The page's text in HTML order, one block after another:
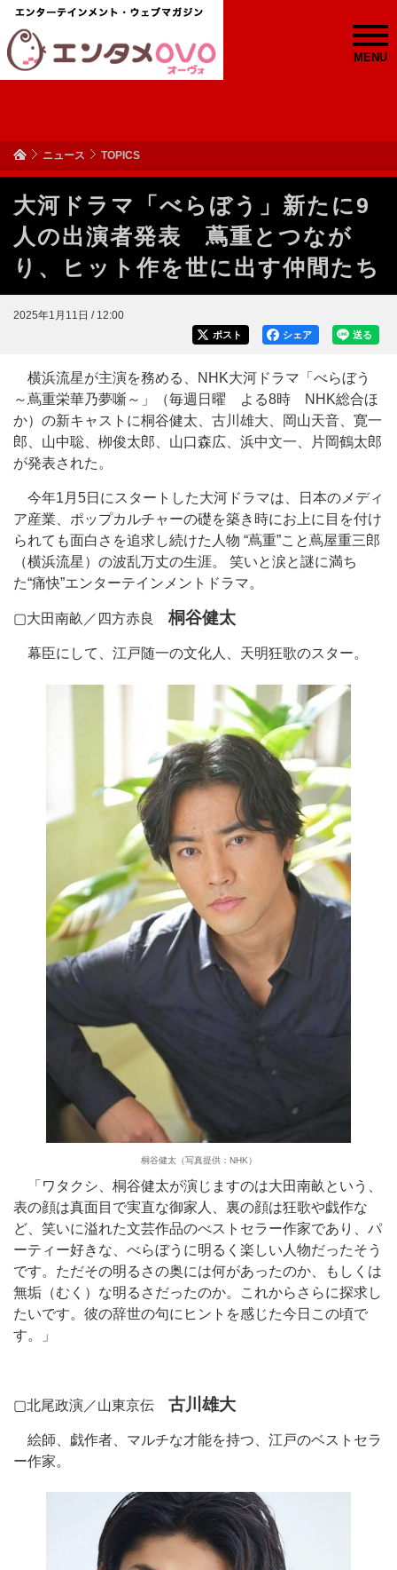
MENU
ニュース TOPICS
大河ドラマ「べらぼう」新たに9
人の出演者発表 蔦重とつなが
り、ヒット作を世に出す仲間たち
2025年1月11日 / 12:00
送る
シェア
ポスト
横浜流星が主演を務める、NHK大河ドラマ「べらぼう
～蔦重栄華乃夢噺～」（毎週日曜 よる8時 NHK総合ほ
か）の新キャストに桐谷健太、古川雄大、岡山天音、寛一
郎、山中聡、栁俊太郎、山口森広、浜中文一、片岡鶴太郎
が発表された。
今年1月5日にスタートした大河ドラマは、日本のメディ
ア産業、ポップカルチャーの礎を築き時にお上に目を付け
られても面白さを追求し続けた人物 “蔦重”こと蔦屋重三郎
（横浜流星）の波乱万丈の生涯。 笑いと涙と謎に満ち
た“痛快”エンターテインメントドラマ。
▢大田南畝／四方赤良 桐谷健太
幕臣にして、江戸随一の文化人、天明狂歌のスター。
桐谷健太（写真提供：NHK）
「ワタクシ、桐谷健太が演じますのは大田南畝という、
表の顔は真面目で実直な御家人、裏の顔は狂歌や戯作な
ど、笑いに溢れた文芸作品のべストセラー作家であり、パ
ーティー好きな、べらぼうに明るく楽しい人物だったそう
です。ただその明るさの奥には何があったのか、もしくは
無垢（むく）な明るさだったのか。これからさらに探求し
たいです。彼の辞世の句にヒントを感じた今日この頃で
す。」
▢北尾政演／山東京伝 古川雄大
絵師、戯作者、マルチな才能を持つ、江戸のベストセラ
ー作家。